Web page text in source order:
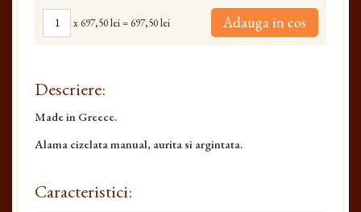
x 697,50 lei= 697,50 lei Adauga in cos
Descriere:
Made in Greece.
Alama cizelata manual, aurita si argintata.
Caracteristici: